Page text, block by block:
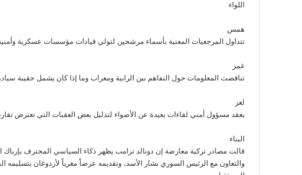
اللواء
همس
تتداول المرجعيات المعنية بأسماء مرشحين لتولي قيادات مؤسسات عسكرية
غمز
تناقضت المعلومات حول التفاهم بين الرابية ومعراب وما إذا كان يشمل حقيبة
لغز
يعقد مسؤول أمني لقاءات بعيدة عن الأضواء لتذليل بعض العقبات التي تعترض
البناء
قالت مصادر تركية معارضة إن دونالد ترامب يظهر ذكاء السياسي المحترف
والتعاون مع الرئيس السوري بشار الأسد، وتقديمه عرضاً مغرياً لأردوغان بتسليمه